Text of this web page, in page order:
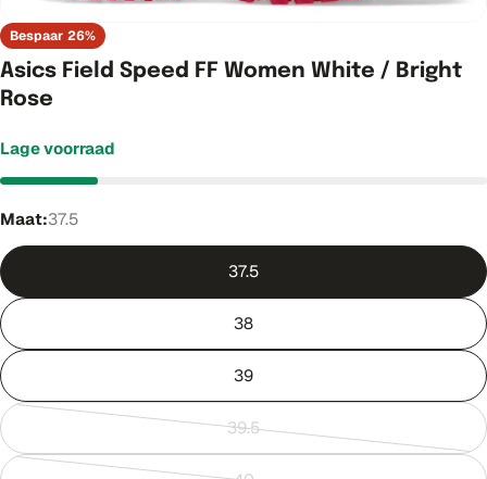
Bespaar 26%
Asics Field Speed FF Women White / Bright
Rose
Lage voorraad
Maat:37.5
37.5
38
39
39.5
Variant